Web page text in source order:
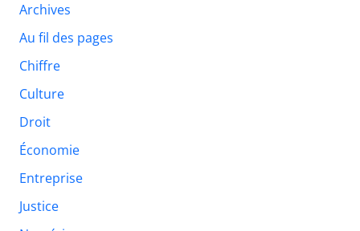
Archives
Au fil des pages
Chiffre
Culture
Droit
Économie
Entreprise
Justice